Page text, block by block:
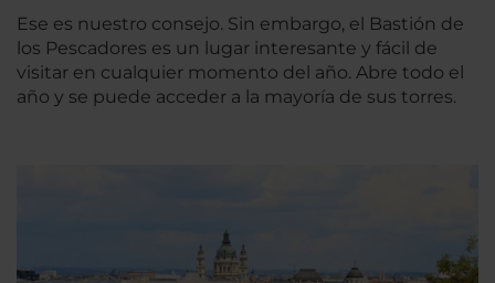
Ese es nuestro consejo. Sin embargo, el Bastión de
los Pescadores es un lugar interesante y fácil de
visitar en cualquier momento del año. Abre todo el
año y se puede acceder a la mayoría de sus torres.